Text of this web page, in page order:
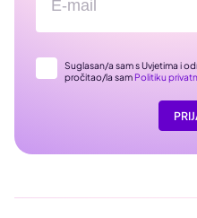
Suglasan/a sam s Uvjetima i
pročitao/la sam Politiku